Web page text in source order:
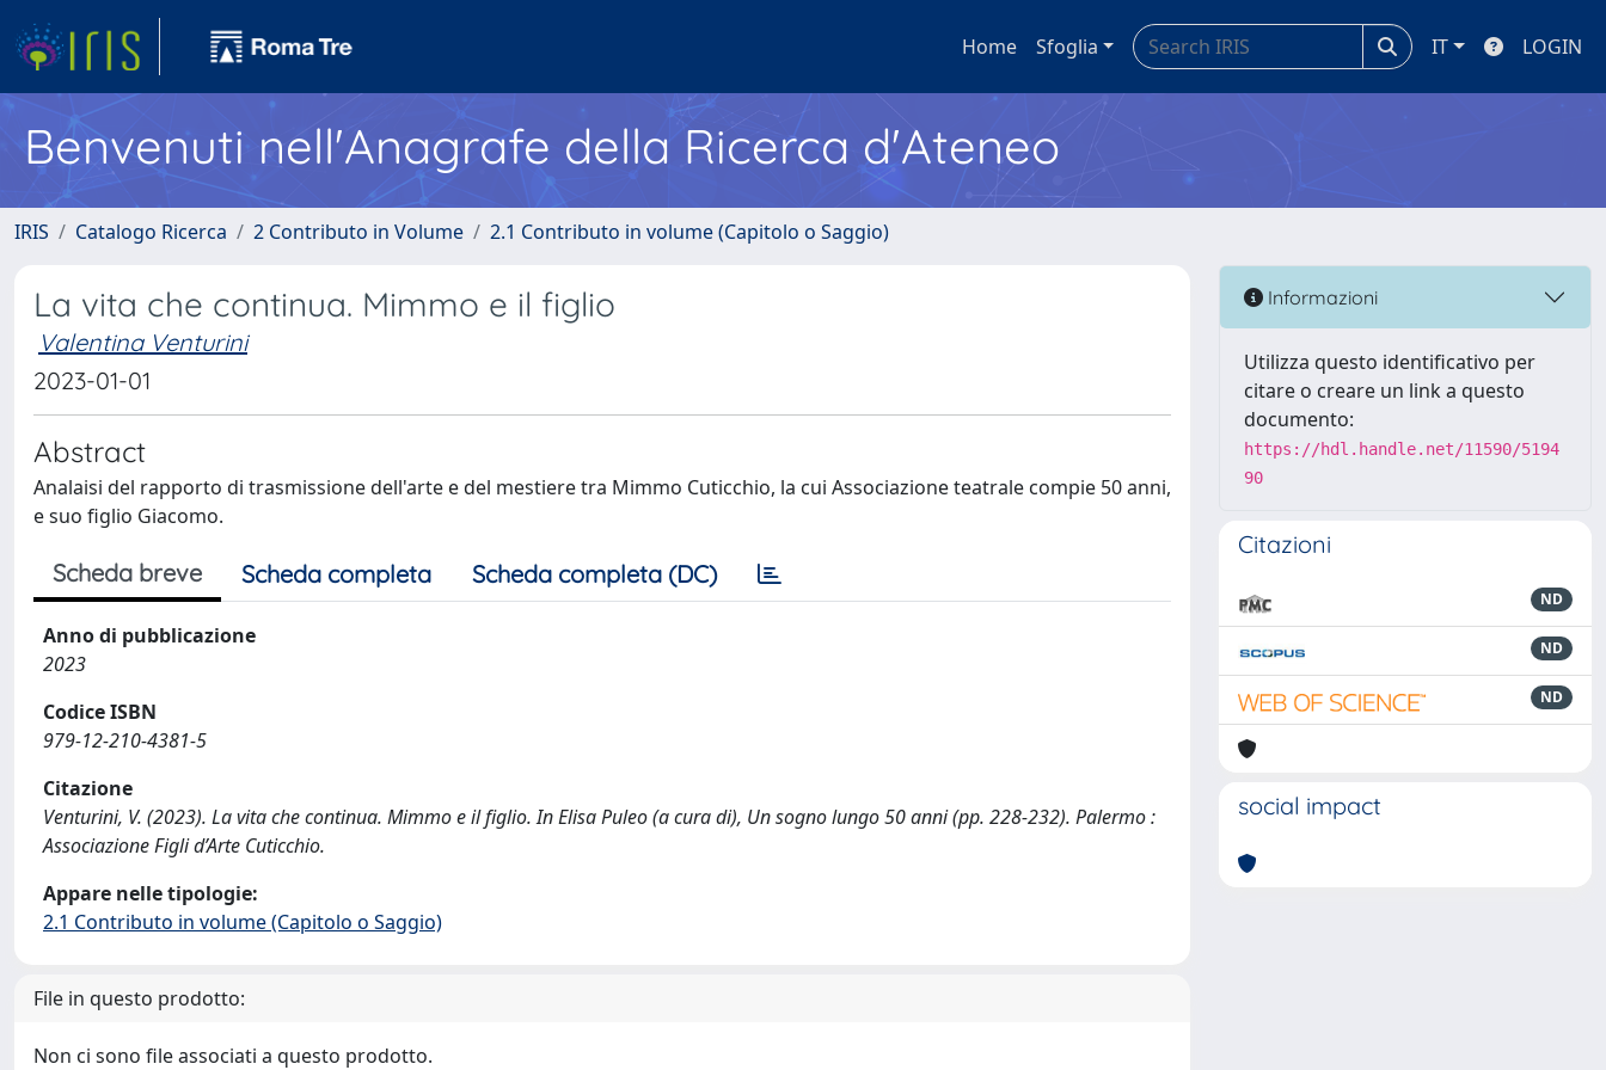
Home Sfoglia IT LOGIN
Benvenuti nell'Anagrafe della Ricerca d'Ateneo
IRIS Catalogo Ricerca 2 Contributo in Volume 2.1 Contributo in volume (Capitolo o Saggio)
La vita che continua. Mimmo e il figlio
Valentina Venturini
2023-01-01
Abstract
Analaisi del rapporto di trasmissione dell'arte e del mestiere tra Mimmo Cuticchio, la cui Associazione teatrale compie 50 anni,
e suo figlio Giacomo.
Scheda breve Scheda completa Scheda completa (DC)
Anno di pubblicazione
2023
Codice ISBN
979-12-210-4381-5
Citazione
Venturini, V. (2023). La vita che continua. Mimmo e il figlio. In Elisa Puleo (a cura di), Un sogno lungo 50 anni (pp. 228-232). Palermo :
Associazione Figli d’Arte Cuticchio.
Appare nelle tipologie:
2.1 Contributo in volume (Capitolo o Saggio)
File in questo prodotto:
Non ci sono file associati a questo prodotto.
Informazioni
Utilizza questo identificativo per
citare o creare un link a questo
documento:
https://hdl.handle.net/11590/5194
90
Citazioni
ND
ND
ND
social impact